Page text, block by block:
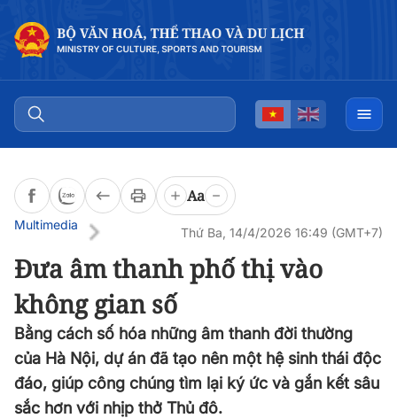
Aa
Multimedia
Thứ Ba, 14/4/2026 16:49 (GMT+7)
Đưa âm thanh phố thị vào
không gian số
Bằng cách số hóa những âm thanh đời thường
của Hà Nội, dự án đã tạo nên một hệ sinh thái độc
đáo, giúp công chúng tìm lại ký ức và gắn kết sâu
sắc hơn với nhịp thở Thủ đô.